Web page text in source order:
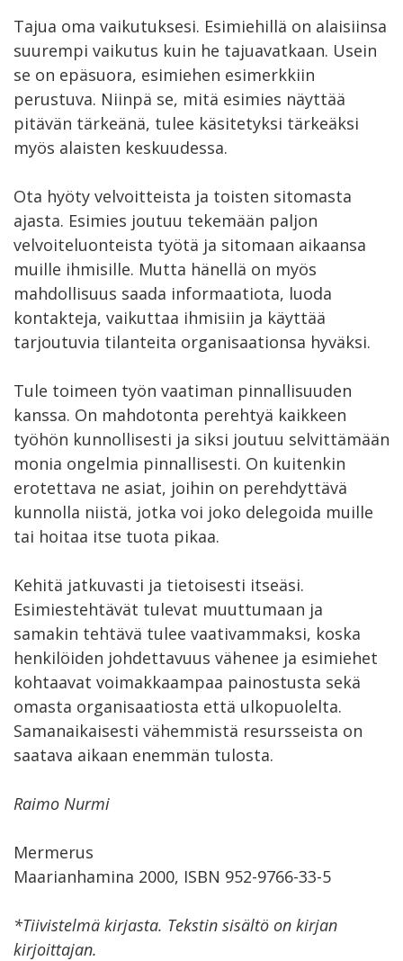
Tajua oma vaikutuksesi. Esimiehillä on alaisiinsa
suurempi vaikutus kuin he tajuavatkaan. Usein
se on epäsuora, esimiehen esimerkkiin
perustuva. Niinpä se, mitä esimies näyttää
pitävän tärkeänä, tulee käsitetyksi tärkeäksi
myös alaisten keskuudessa.
Ota hyöty velvoitteista ja toisten sitomasta
ajasta. Esimies joutuu tekemään paljon
velvoiteluonteista työtä ja sitomaan aikaansa
muille ihmisille. Mutta hänellä on myös
mahdollisuus saada informaatiota, luoda
kontakteja, vaikuttaa ihmisiin ja käyttää
tarjoutuvia tilanteita organisaationsa hyväksi.
Tule toimeen työn vaatiman pinnallisuuden
kanssa. On mahdotonta perehtyä kaikkeen
työhön kunnollisesti ja siksi joutuu selvittämään
monia ongelmia pinnallisesti. On kuitenkin
erotettava ne asiat, joihin on perehdyttävä
kunnolla niistä, jotka voi joko delegoida muille
tai hoitaa itse tuota pikaa.
Kehitä jatkuvasti ja tietoisesti itseäsi.
Esimiestehtävät tulevat muuttumaan ja
samakin tehtävä tulee vaativammaksi, koska
henkilöiden johdettavuus vähenee ja esimiehet
kohtaavat voimakkaampaa painostusta sekä
omasta organisaatiosta että ulkopuolelta.
Samanaikaisesti vähemmistä resursseista on
saatava aikaan enemmän tulosta.
Raimo Nurmi
Mermerus
Maarianhamina 2000, ISBN 952-9766-33-5
*Tiivistelmä kirjasta. Tekstin sisältö on kirjan
kirjoittajan.